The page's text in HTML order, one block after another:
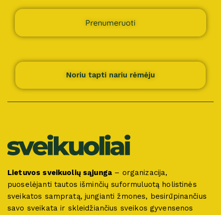
Prenumeruoti
Noriu tapti nariu rėmėju
Lietuvos sveikuolių sąjunga – organizacija,
puoselėjanti tautos išminčių suformuluotą holistinės
sveikatos sampratą, jungianti žmones, besirūpinančius
savo sveikata ir skleidžiančius sveikos gyvensenos